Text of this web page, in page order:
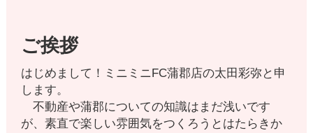
ご挨拶
はじめまして！ミニミニFC蒲郡店の太田彩弥と申
します。
不動産や蒲郡についての知識はまだ浅いです
が、素直で楽しい雰囲気をつくろうとはたらきか